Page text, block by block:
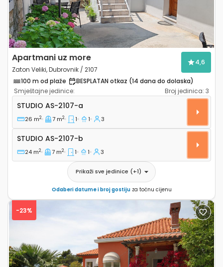
Apartmani uz more
Zaton Veliki, Dubrovnik / 2107
4,6
100 m od plaže
BESPLATAN otkaz (14 dana do dolaska)
Smještajne jedinice:
Broj jedinica: 3
Studio apartman Zaton Veliki, Dubrovnik AS-2107-a
STUDIO AS-2107-a
26 m2 7 m2 1 1 3
Studio AS-2107-b
STUDIO AS-2107-b
24 m2 7 m2 1 1 3
Prikaži sve jedinice (+1)
Odaberi datume i broj gostijuza točnu cijenu
-23%